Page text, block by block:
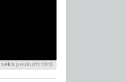
veka peukutti tätä